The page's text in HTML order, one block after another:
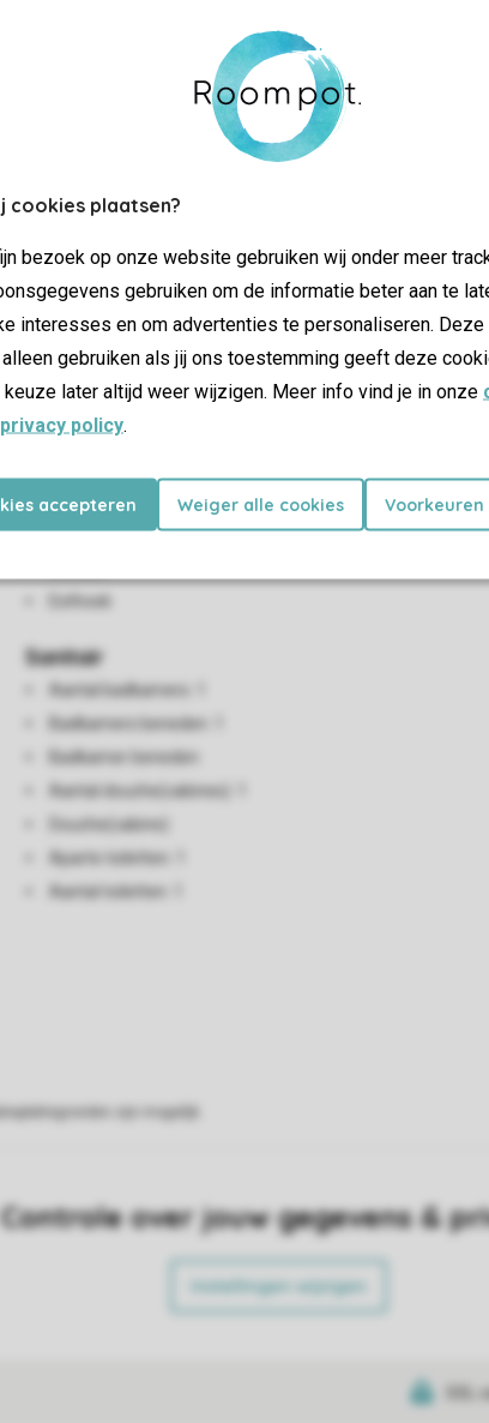
cookies plaatsen?
bezoek op onze website gebruiken wij onder meer
gebruiken om de informatie beter aan te
interesses en om advertenties te personaliseren.
gebruiken als jij ons toestemming geeft deze
later altijd weer wijzigen. Meer info vind je in onze
privacy policy.
accepteren Weiger alle cookies Voorkeuren
een woonkamer met zithoek. In de open keuken vind
2 eenpersoonsbedden. Daarnaast is er een
en 2 zonneligbedden. Parkeren kan op de
Woon-/eetkamer
Slaapplaats in woonkamer
Eethoek
Sanitair
Aantal badkamers: 1
Badkamers beneden: 1
Badkamer beneden
Aantal douche(cabines): 1
Douche(cabine)
Aparte toiletten: 1
Aantal toiletten: 1
Controle over jouw gegevens &
Instellingen wijzigen
SSL